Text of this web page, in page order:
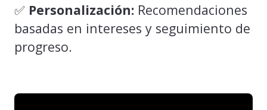
✅ Personalización: Recomendaciones
basadas en intereses y seguimiento de
progreso.